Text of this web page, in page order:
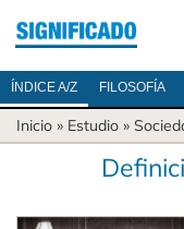
ÍNDICE A/Z FILOSOFÍA
Inicio » Estudio »